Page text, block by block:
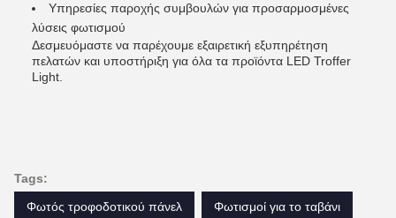
Υπηρεσίες παροχής συμβουλών για προσαρμοσμένες
λύσεις φωτισμού
Δεσμευόμαστε να παρέχουμε εξαιρετική εξυπηρέτηση
πελατών και υποστήριξη για όλα τα προϊόντα LED Troffer
Light.
Tags:
Φωτός τροφοδοτικού πάνελ
Φωτισμοί για το ταβάνι